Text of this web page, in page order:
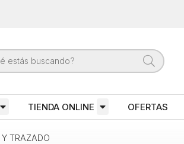
TIENDA ONLINE OFERTAS
Y TRAZADO